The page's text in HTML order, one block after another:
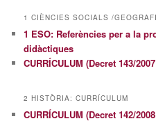
1 CIÈNCIES SOCIALS /
1 ESO: Referències per a la
didàctiques
CURRÍCULUM (Decret 143/
2 HISTÒRIA: CURRÍCULUM
CURRÍCULUM (Decret 142/